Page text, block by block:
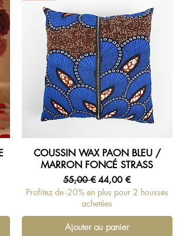
Aperçu rapide
COUSSIN WAX PAON BLEU /
MARRON FONCÉ STRASS
Prix original
55,00 €Prix promotionnel
44,00 €
Profitez de -20% en plus pour 2 housses
achetées
Ajouter au panier